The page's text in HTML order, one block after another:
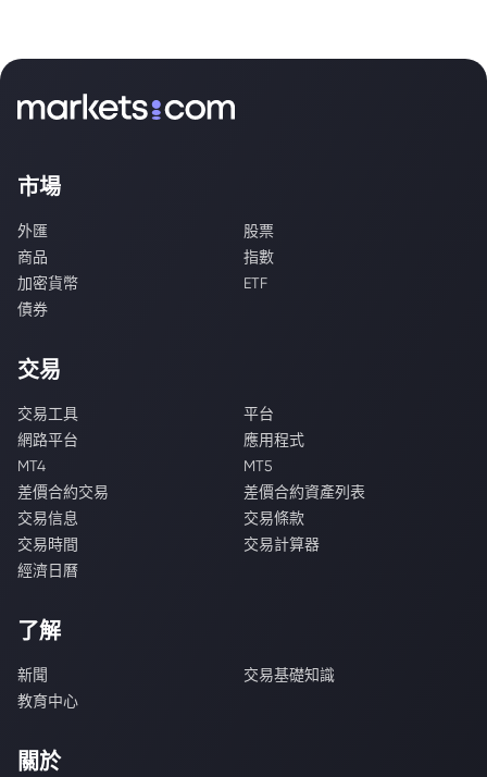
市場
外匯
股票
商品
指數
加密貨幣
ETF
債券
交易
交易工具
平台
網路平台
應用程式
MT4
MT5
差價合約交易
差價合約資產列表
交易信息
交易條款
交易時間
交易計算器
經濟日曆
了解
新聞
交易基礎知識
教育中心
關於